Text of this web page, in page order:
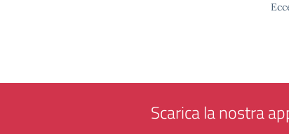
Scarica la nostra